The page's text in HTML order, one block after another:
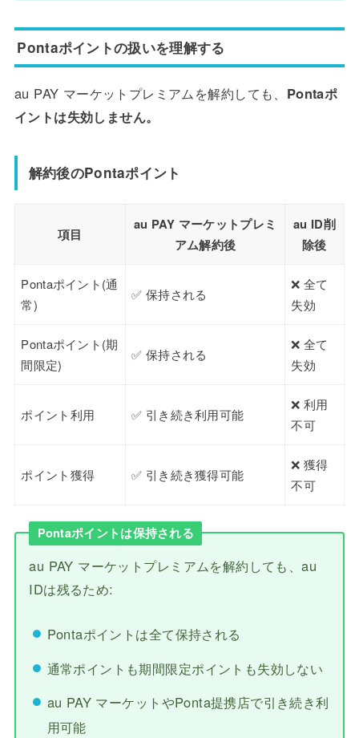
Pontaポイントの扱いを理解する
au PAY マーケットプレミアムを解約しても、 Pontaポ
イントは失効しません。
解約後のPontaポイント
項目
au PAY マーケットプレミ
アム解約後
au ID削
除後
Pontaポイント(通
常)
✅ 保持される
❌ 全て
失効
Pontaポイント(期
間限定)
✅ 保持される
❌ 全て
失効
ポイント利用 ✅ 引き続き利用可能
❌ 利用
不可
ポイント獲得 ✅ 引き続き獲得可能
❌ 獲得
不可
Pontaポイントは保持される
au PAY マーケットプレミアムを解約しても、au
IDは残るため:
Pontaポイントは全て保持される
通常ポイントも期間限定ポイントも失効しない
au PAY マーケットやPonta提携店で引き続き利
用可能